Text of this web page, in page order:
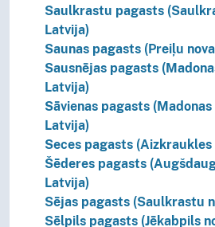
Saulkrastu pagasts
Latvija)
Saunas pagasts (Preiļu
Sausnējas pagasts
Latvija)
Sāvienas pagasts
Latvija)
Seces pagasts
Šēderes pagasts
Latvija)
Sējas pagasts (Saulkrastu
Sēlpils pagasts (Jēkabpils